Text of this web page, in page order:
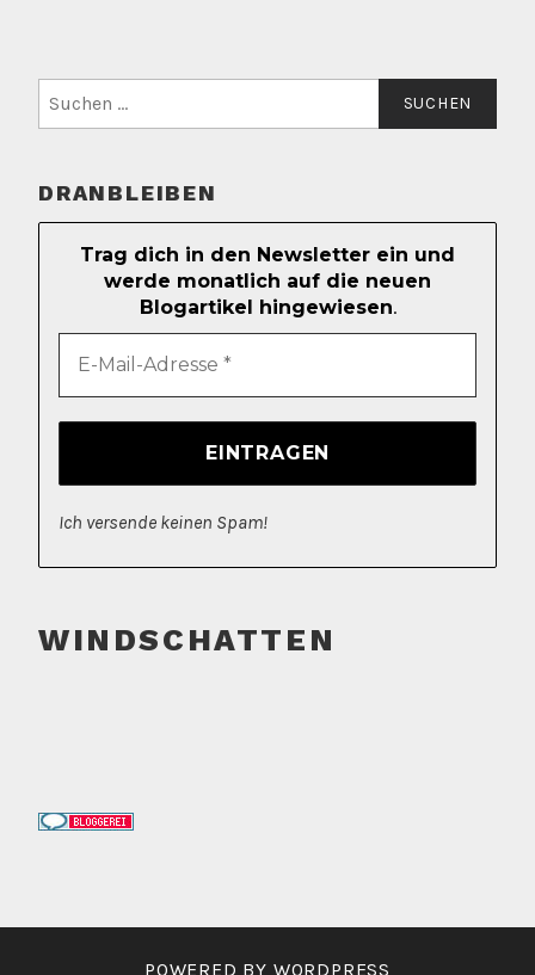
nach:
DRANBLEIBEN
Trag dich in den Newsletter ein und
werde monatlich auf die neuen
Blogartikel hingewiesen.
Ich versende keinen Spam!
WINDSCHATTEN
POWERED BY WORDPRESS